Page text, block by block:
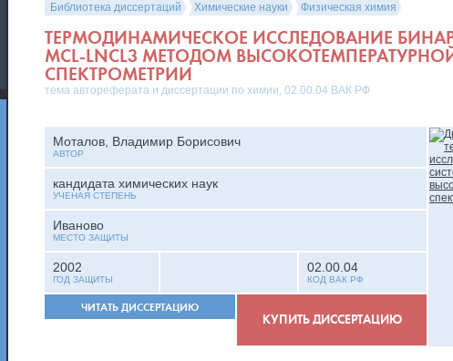
Библиотека диссертаций Химические науки Физическая химия
ТЕРМОДИНАМИЧЕСКОЕ ИССЛЕДОВАНИЕ
MCL-LNCL3 МЕТОДОМ
СПЕКТРОМЕТРИИ
тема автореферата и диссертации по химии, 02.00.04 ВАК РФ
Моталов, Владимир Борисович
АВТОР
кандидата химических наук
УЧЕНАЯ СТЕПЕНЬ
Иваново
МЕСТО ЗАЩИТЫ
2002
ГОД ЗАЩИТЫ
02.00.04
КОД ВАК РФ
ЧИТАТЬ ДИССЕРТАЦИЮ
КУПИТЬ ДИССЕРТАЦИЮ